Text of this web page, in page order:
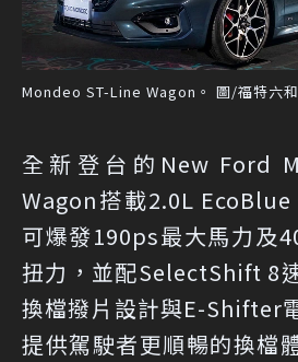
Mondeo ST-Line Wagon。 圖/福特六
全新登台的New Ford
Wagon搭載2.0L EcoBlue
可爆發190ps最大馬力及
扭力，並配SelectShift 8
換檔撥片設計與E-Shifter
提供駕駛者更順暢的換檔